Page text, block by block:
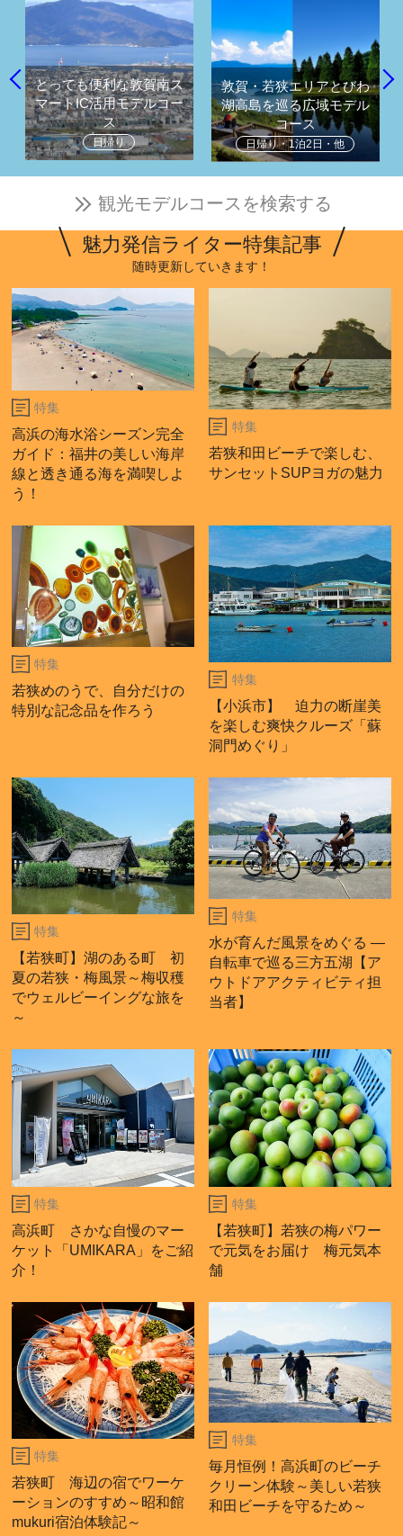
とっても便利な敦賀南ス
マートIC活用モデルコー
ス
日帰り
敦賀・若狭エリアとびわ
湖高島を巡る広域モデル
コース
日帰り・1泊2日・他
観光モデルコースを検索する
魅力発信ライター特集記事
随時更新していきます！
特集
高浜の海水浴シーズン完全
ガイド：福井の美しい海岸
線と透き通る海を満喫しよ
う！
特集
若狭和田ビーチで楽しむ、
サンセットSUPヨガの魅力
特集
若狭めのうで、自分だけの
特別な記念品を作ろう
特集
【小浜市】 迫力の断崖美
を楽しむ爽快クルーズ「蘇
洞門めぐり」
特集
【若狭町】湖のある町 初
夏の若狭・梅風景～梅収穫
でウェルビーイングな旅を
～
特集
水が育んだ風景をめぐる ―
自転車で巡る三方五湖【ア
ウトドアアクティビティ担
当者】
特集
高浜町 さかな自慢のマー
ケット「UMIKARA」をご紹
介！
特集
【若狭町】若狭の梅パワー
で元気をお届け 梅元気本
舗
特集
若狭町 海辺の宿でワーケ
ーションのすすめ～昭和館
mukuri宿泊体験記～
特集
毎月恒例！高浜町のビーチ
クリーン体験～美しい若狭
和田ビーチを守るため～